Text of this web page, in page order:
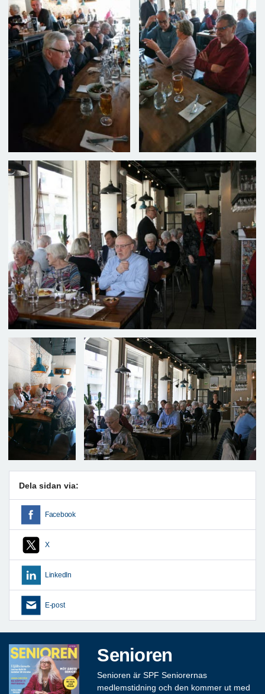
Dela sidan via:
Facebook
X
LinkedIn
E-post
Senioren
Senioren är SPF Seniorernas
medlemstidning och den kommer ut med